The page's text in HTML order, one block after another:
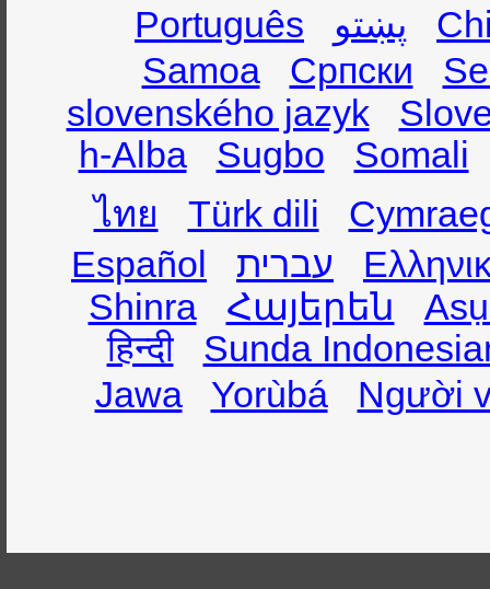
Português
پښتو
Samoa
Српски
slovenského jazyk
h-Alba
Sugbo
Somali
ไทย
Türk dili
Español
עברית
Shinra
Հայերեն
हिन्दी
Sunda
Jawa
Yorùbá Người